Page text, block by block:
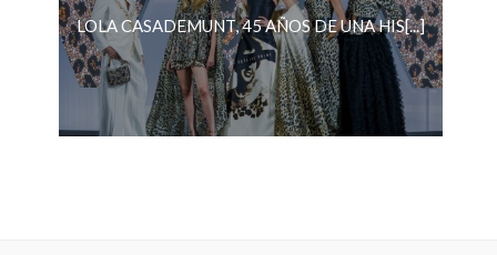
LOLA CASADEMUNT, 45 AÑOS DE UNA HIS[...]